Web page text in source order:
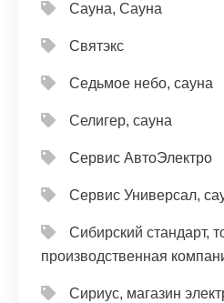
Сауна, Сауна
Святэкс
Седьмое небо, сауна
Селигер, сауна
Сервис АвтоЭлектро
Сервис Универсал,
Сибирский стандарт,
производственная
Сириус, магазин